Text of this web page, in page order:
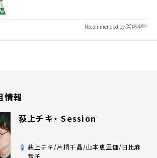
Recommended by
情報
荻上チキ・ Session
荻上チキ/片桐千晶/山本恵里伽/日比麻
音子